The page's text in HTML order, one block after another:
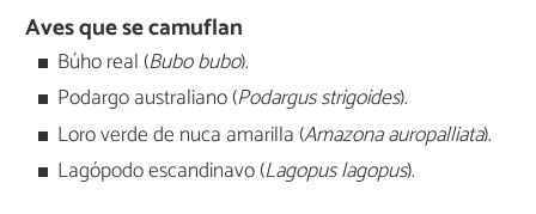
Aves que se camuflan
Búho real (Bubo bubo).
Podargo australiano (Podargusstrigoides).
Loro verde de nuca amarilla (Amazona auropalliata).
Lagópodo escandinavo (Lagopus lagopus).